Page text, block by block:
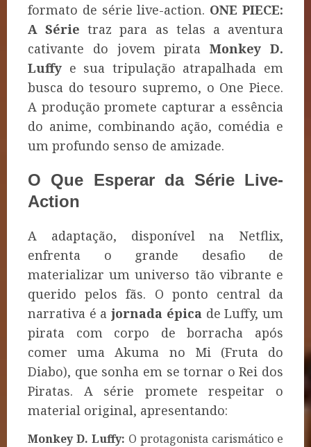
formato de série live-action. ONE PIECE:
A Série traz para as telas a aventura
cativante do jovem pirataMonkey D.
Luffy e sua tripulação atrapalhada em
busca do tesouro supremo, o One Piece.
A produção promete capturar a essência
do anime, combinando ação, comédia e
um profundo senso de amizade.
O Que Esperar da Série Live-
Action
A adaptação, disponível na Netflix,
enfrenta o grande desafio de
materializar um universo tão vibrante e
querido pelos fãs. O ponto central da
narrativa é ajornada épica de Luffy, um
pirata com corpo de borracha após
comer uma Akuma no Mi (Fruta do
Diabo), que sonha em se tornar o Rei dos
Piratas. A série promete respeitar o
material original, apresentando:
Monkey D. Luffy: O protagonista carismático e